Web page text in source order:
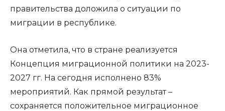
правительства доложила о ситуации по
миграции в республике.
Она отметила, что в стране реализуется
Концепция миграционной политики на 2023-
2027 гг. На сегодня исполнено 83%
мероприятий. Как прямой результат –
сохраняется положительное миграционное